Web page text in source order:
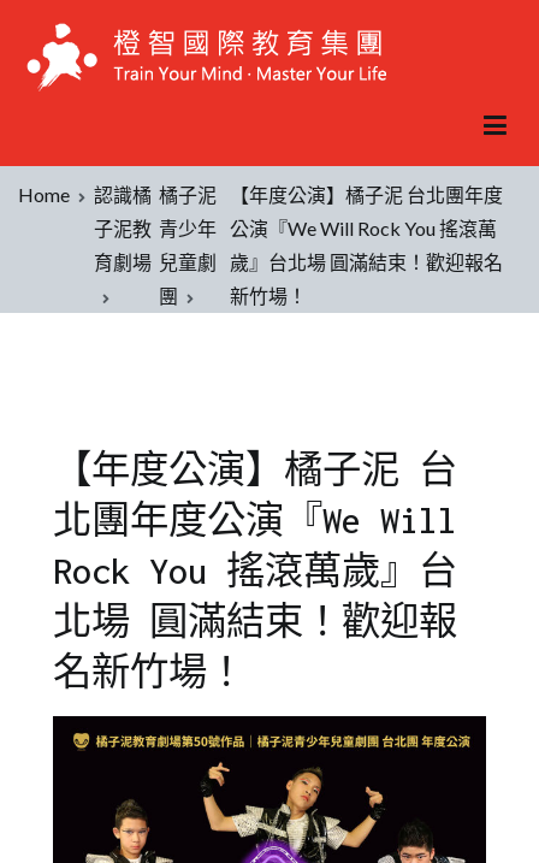
Home
認識橘
子泥教
育劇場
橘子泥
青少年
兒童劇
團
【年度公演】橘子泥 台北團年度
公演『We Will Rock You 搖滾萬
歲』台北場 圓滿結束！歡迎報名
新竹場！
【年度公演】橘子泥 台
北團年度公演『We Will
Rock You 搖滾萬歲』台
北場 圓滿結束！歡迎報
名新竹場！